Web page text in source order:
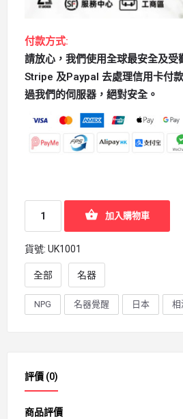
付款方式:
請放心，我們使用全球最安全及受
Stripe 及Paypal 去處理信用卡付
過我們的伺服器，絕對安全。
加入購物車
貨號: UK1001
全部 名器
NPG 名器覺醒 日本 相
評價 (0)
商品評價